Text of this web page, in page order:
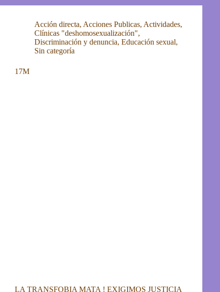
Acción directa, Acciones Publicas, Actividades,
Clínicas "deshomosexualización",
Discriminación y denuncia, Educación sexual,
Sin categoría
17M
LA TRANSFOBIA MATA ! EXIGIMOS JUSTICIA